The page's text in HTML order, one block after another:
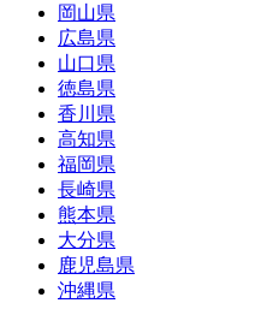
岡山県
広島県
山口県
徳島県
香川県
高知県
福岡県
長崎県
熊本県
大分県
鹿児島県
沖縄県